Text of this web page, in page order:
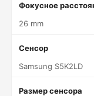
Фокусное
26 mm
Сенсор
Samsung S5K2LD
Размер сенсора